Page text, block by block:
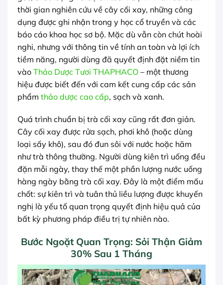
thời gian nghiên cứu về cây cối xay, những công
dụng được ghi nhận trong y học cổ truyền và các
báo cáo khoa học sơ bộ. Mặc dù vẫn còn chút hoài
nghi, nhưng với thông tin về tính an toàn và lợi ích
tiềm năng, người dùng đã quyết định đặt niềm tin
vào Thảo Dược Tươi THAPHACO – một thương
hiệu được biết đến với cam kết cung cấp các sản
phẩm thảo dược cao cấp, sạch và xanh.
Quá trình chuẩn bị trà cối xay cũng rất đơn giản.
Cây cối xay được rửa sạch, phơi khô (hoặc dùng
loại sấy khô), sau đó đun sôi với nước hoặc hãm
như trà thông thường. Người dùng kiên trì uống đều
đặn mỗi ngày, thay thế một phần lượng nước uống
hàng ngày bằng trà cối xay. Đây là một điểm mấu
chốt: sự kiên trì và tuân thủ liều lượng được khuyến
nghị là yếu tố quan trọng quyết định hiệu quả của
bất kỳ phương pháp điều trị tự nhiên nào.
Bước Ngoặt Quan Trọng: Sỏi Thận Giảm
30% Sau 1 Tháng